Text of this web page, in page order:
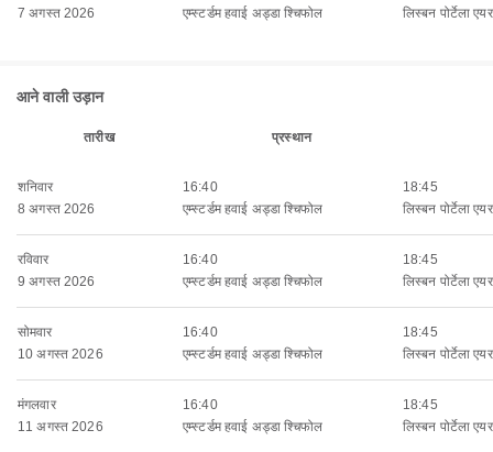
7 अगस्त 2026
एम्स्टर्डम हवाई अड्डा श्चिफोल
लिस्बन पोर्टेला
आने वाली उड़ान
तारीख प्रस्थान
शनिवार
8 अगस्त 2026
16:40
एम्स्टर्डम हवाई अड्डा श्चिफोल
18:45
लिस्बन पोर्टेला
रविवार
9 अगस्त 2026
16:40
एम्स्टर्डम हवाई अड्डा श्चिफोल
18:45
लिस्बन पोर्टेला
सोमवार
10 अगस्त 2026
16:40
एम्स्टर्डम हवाई अड्डा श्चिफोल
18:45
लिस्बन पोर्टेला
मंगलवार
11 अगस्त 2026
16:40
एम्स्टर्डम हवाई अड्डा श्चिफोल
18:45
लिस्बन पोर्टेला